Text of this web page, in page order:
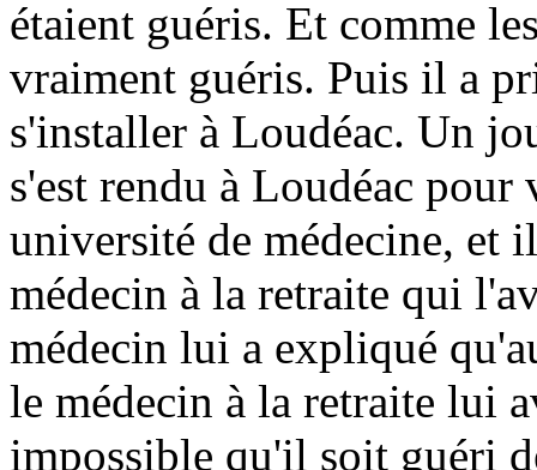
étaient guéris. Et comme
vraiment guéris. Puis il a
s'installer à Loudéac. Un
s'est rendu à Loudéac
université de médecine, et
médecin à la retraite qui
médecin lui a expliqué
le médecin à la retraite lui
impossible qu'il soit guéri